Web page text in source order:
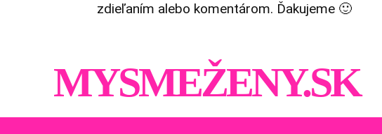
zdieľaním alebo komentárom. Ďakujeme 🙂
MYSMEŽENY.SK